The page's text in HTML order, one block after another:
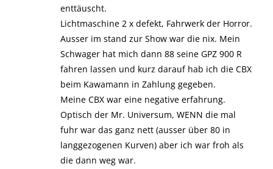
enttäuscht.
Lichtmaschine 2 x defekt, Fahrwerk der Horror.
Ausser im stand zur Show war die nix. Mein
Schwager hat mich dann 88 seine GPZ 900 R
fahren lassen und kurz darauf hab ich die CBX
beim Kawamann in Zahlung gegeben.
Meine CBX war eine negative erfahrung.
Optisch der Mr. Universum, WENN die mal
fuhr war das ganz nett (ausser über 80 in
langgezogenen Kurven) aber ich war froh als
die dann weg war.